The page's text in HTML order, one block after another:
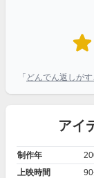
「 どんでん返しが
アイ
制作年
上映時間